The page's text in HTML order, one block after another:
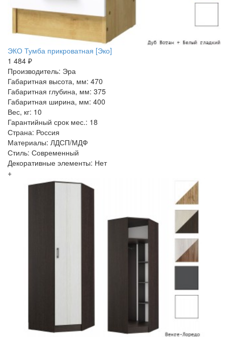
ЭКО Тумба прикроватная [Эко]
1 484 ₽
Производитель: Эра
Габаритная высота, мм: 470
Габаритная глубина, мм: 375
Габаритная ширина, мм: 400
Вес, кг: 10
Гарантийный срок мес.: 18
Страна: Россия
Материалы: ЛДСП/МДФ
Стиль: Современный
Декоративные элементы: Нет
+